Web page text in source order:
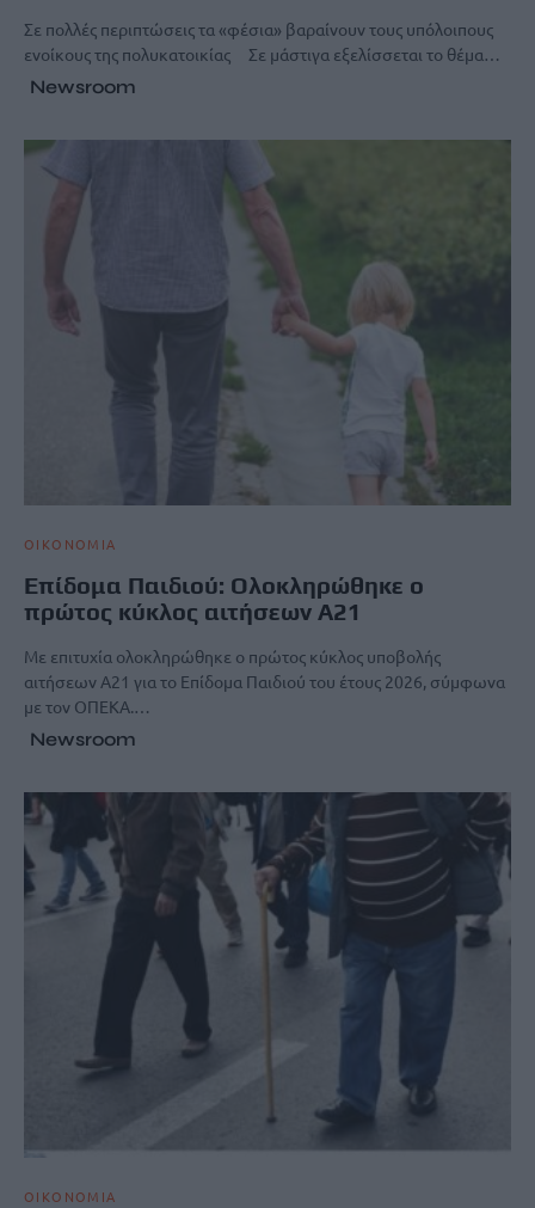
Σε πολλές περιπτώσεις τα «φέσια» βαραίνουν τους υπόλοιπους
ενοίκους της πολυκατοικίας Σε μάστιγα εξελίσσεται το θέμα…
Newsroom
ΟΙΚΟΝΟΜΙΑ
Επίδομα Παιδιού: Ολοκληρώθηκε ο
πρώτος κύκλος αιτήσεων Α21
Με επιτυχία ολοκληρώθηκε ο πρώτος κύκλος υποβολής
αιτήσεων Α21 για το Επίδομα Παιδιού του έτους 2026, σύμφωνα
με τον ΟΠΕΚΑ.…
Newsroom
ΟΙΚΟΝΟΜΙΑ